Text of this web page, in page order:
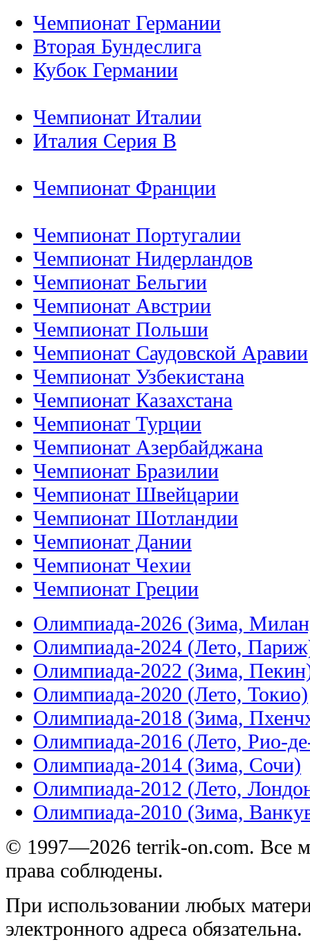
Чемпионат Германии
Вторая Бундеслига
Кубок Германии
Чемпионат Италии
Италия Серия B
Чемпионат Франции
Чемпионат Португалии
Чемпионат Нидерландов
Чемпионат Бельгии
Чемпионат Австрии
Чемпионат Польши
Чемпионат Саудовской Аравии
Чемпионат Узбекистана
Чемпионат Казахстана
Чемпионат Турции
Чемпионат Азербайджана
Чемпионат Бразилии
Чемпионат Швейцарии
Чемпионат Шотландии
Чемпионат Дании
Чемпионат Чехии
Чемпионат Греции
Олимпиада-2026 (Зима,
Олимпиада-2024 (Лето,
Олимпиада-2022 (Зима,
Олимпиада-2020 (Лето, Токио)
Олимпиада-2018 (Зима,
Олимпиада-2016 (Лето, Рио-
Олимпиада-2014 (Зима, Сочи)
Олимпиада-2012 (Лето,
Олимпиада-2010 (Зима,
© 1997—2026 terrik-on.com. Все
права соблюдены.
При использовании любых
электронного адреса обязательна.